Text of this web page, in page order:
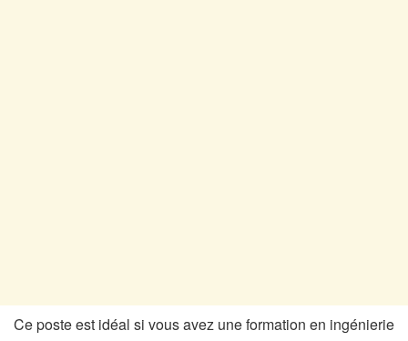
Ce poste est idéal si vous avez une formation en ingénierie